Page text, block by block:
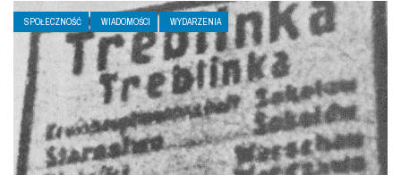
SPOŁECZNOŚĆ WIADOMOŚCI WYDARZENIA